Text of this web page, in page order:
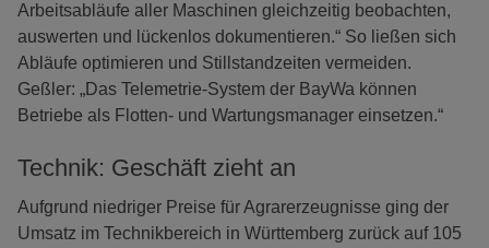
Arbeitsabläufe aller Maschinen gleichzeitig beobachten,
auswerten und lückenlos dokumentieren.“ So ließen sich
Abläufe optimieren und Stillstandzeiten vermeiden.
Geßler: „Das Telemetrie-System der BayWa können
Betriebe als Flotten- und Wartungsmanager einsetzen.“
Technik: Geschäft zieht an
Aufgrund niedriger Preise für Agrarerzeugnisse ging der
Umsatz im Technikbereich in Württemberg zurück auf 105